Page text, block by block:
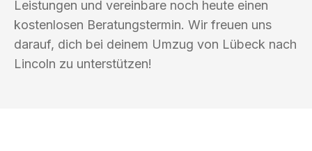
Leistungen und vereinbare noch heute einen
kostenlosen Beratungstermin. Wir freuen uns
darauf, dich bei deinem Umzug von Lübeck nach
Lincoln zu unterstützen!